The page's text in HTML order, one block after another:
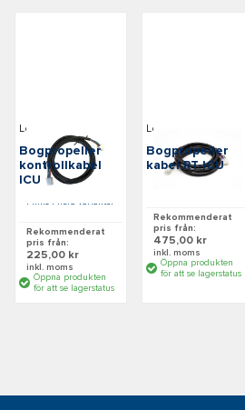
Bogpropeller
kontrollkabel
ICU
Finns i flera varianter
Lewmar
Rekommenderat
pris från:
225,00 kr
inkl. moms
Öppna produkten
för att se lagerstatus
Bogpropeller
kabel RT-ICU
Lewmar
Rekommenderat
pris från:
475,00 kr
inkl. moms
Öppna produkten
för att se lagerstatus